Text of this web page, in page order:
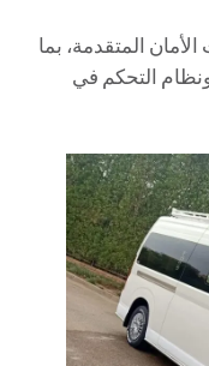
المتقدمة، بما
ونظام التحكم في